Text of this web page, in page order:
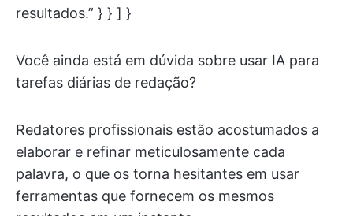
resultados.” } } ] }
Você ainda está em dúvida sobre usar IA para
tarefas diárias de redação?
Redatores profissionais estão acostumados a
elaborar e refinar meticulosamente cada
palavra, o que os torna hesitantes em usar
ferramentas que fornecem os mesmos